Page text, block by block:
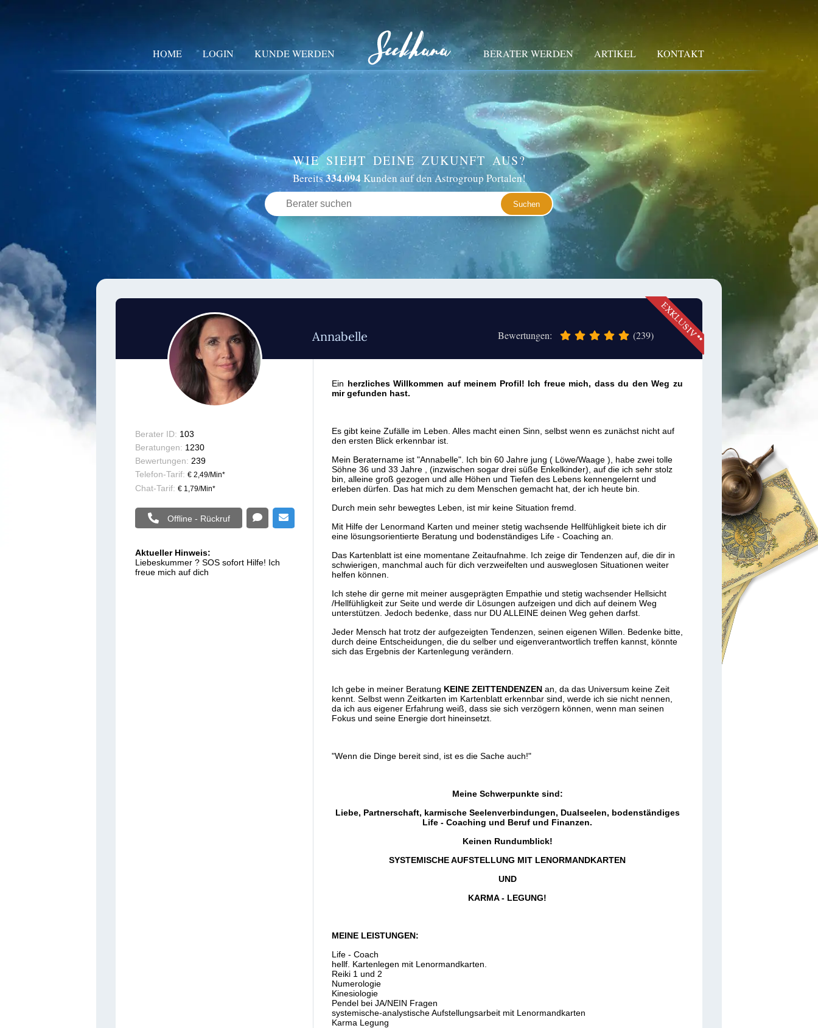
HOME LOGIN KUNDE WERDEN BERATER WERDEN ARTIKEL KONTAKT
WIE SIEHT DEINE ZUKUNFT AUS?
Bereits334.094 Kunden auf den Astrogroup Portalen!
Annabelle Bewertungen: (239)
Berater ID: 103
Beratungen: 1230
Bewertungen: 239
Telefon-Tarif: € 2,49/Min*
Chat-Tarif: € 1,79/Min*
Offline - Rückruf
Aktueller Hinweis:
Liebeskummer ? SOS sofort Hilfe! Ich
freue mich auf dich
Ein herzliches Willkommen auf meinem Profil! Ich freue mich, dass du den Weg zu
mir gefunden hast.
Es gibt keine Zufälle im Leben. Alles macht einen Sinn, selbst wenn es zunächst nicht auf
den ersten Blick erkennbar ist.
Mein Beratername ist "Annabelle". Ich bin 60 Jahre jung ( Löwe/Waage ), habe zwei tolle
Söhne 36 und 33 Jahre , (inzwischen sogar drei süße Enkelkinder), auf die ich sehr stolz
bin, alleine groß gezogen und alle Höhen und Tiefen des Lebens kennengelernt und
erleben dürfen. Das hat mich zu dem Menschen gemacht hat, der ich heute bin.
Durch mein sehr bewegtes Leben, ist mir keine Situation fremd.
Mit Hilfe der Lenormand Karten und meiner stetig wachsende Hellfühligkeit biete ich dir
eine lösungsorientierte Beratung und bodenständiges Life - Coaching an.
Das Kartenblatt ist eine momentane Zeitaufnahme. Ich zeige dir Tendenzen auf, die dir in
schwierigen, manchmal auch für dich verzweifelten und ausweglosen Situationen weiter
helfen können.
Ich stehe dir gerne mit meiner ausgeprägten Empathie und stetig wachsender Hellsicht
/Hellfühligkeit zur Seite und werde dir Lösungen aufzeigen und dich auf deinem Weg
unterstützen. Jedoch bedenke, dass nur DU ALLEINE deinen Weg gehen darfst.
Jeder Mensch hat trotz der aufgezeigten Tendenzen, seinen eigenen Willen. Bedenke bitte,
durch deine Entscheidungen, die du selber und eigenverantwortlich treffen kannst, könnte
sich das Ergebnis der Kartenlegung verändern.
Ich gebe in meiner Beratung KEINE ZEITTENDENZEN an, da das Universum keine Zeit
kennt. Selbst wenn Zeitkarten im Kartenblatt erkennbar sind, werde ich sie nicht nennen,
da ich aus eigener Erfahrung weiß, dass sie sich verzögern können, wenn man seinen
Fokus und seine Energie dort hineinsetzt.
"Wenn die Dinge bereit sind, ist es die Sache auch!"
Meine Schwerpunkte sind:
Liebe, Partnerschaft, karmische Seelenverbindungen, Dualseelen, bodenständiges
Life - Coaching und Beruf und Finanzen.
Keinen Rundumblick!
SYSTEMISCHE AUFSTELLUNG MIT LENORMANDKARTEN
UND
KARMA - LEGUNG!
MEINE LEISTUNGEN:
Life - Coach
hellf. Kartenlegen mit Lenormandkarten.
Reiki 1 und 2
Numerologie
Kinesiologie
Pendel bei JA/NEIN Fragen
systemische-analystische Aufstellungsarbeit mit Lenormandkarten
Karma Legung